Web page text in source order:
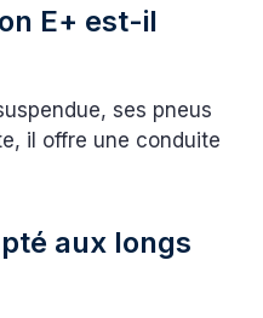
E+ est-il
ses pneus
il offre une conduite
aux longs